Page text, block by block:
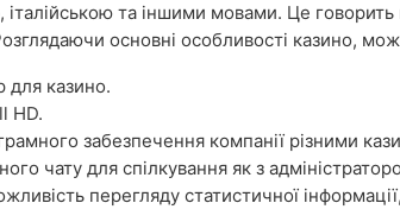
італійською та іншими мовами. Це
основні особливості казино,
для казино.
HD.
забезпечення компанії різними
чату для спілкування як з
перегляду статистичної